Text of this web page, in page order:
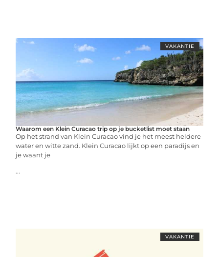
VAKANTIE
Waarom een Klein Curacao trip op je bucketlist moet staan
Op het strand van Klein Curacao vind je het meest heldere
water en witte zand. Klein Curacao lijkt op een paradijs en
je waant je
...
VAKANTIE